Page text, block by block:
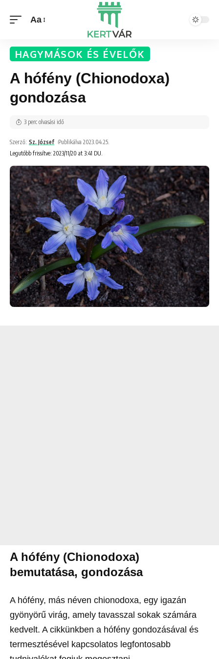
Aa
HAGYMÁSOK ÉS ÉVELŐK
A hófény (Chionodoxa)
gondozása
Legutóbb frissítve: 2023/11/20 at 3:41 DU.
Szerző: Sz. József Publikálva 2023.04.25.
3 perc olvasási idő
A hófény (Chionodoxa)
bemutatása, gondozása
A hófény, más néven chionodoxa, egy igazán
gyönyörű virág, amely tavasszal sokak számára
kedvelt. A cikkünkben a hófény gondozásával és
termesztésével kapcsolatos legfontosabb